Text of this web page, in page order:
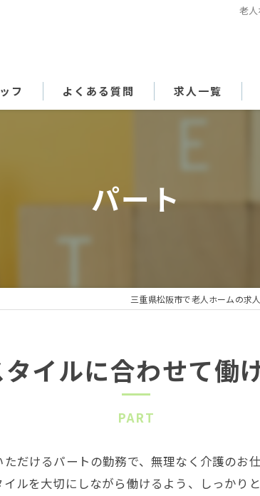
老
フ よくある質問 求人一覧
パート
三重県松阪市で老人ホームの求
イルに合わせて働
PART
だけるパートの勤務で、無理なく介護のお
ルを大切にしながら働けるよう、しっかり